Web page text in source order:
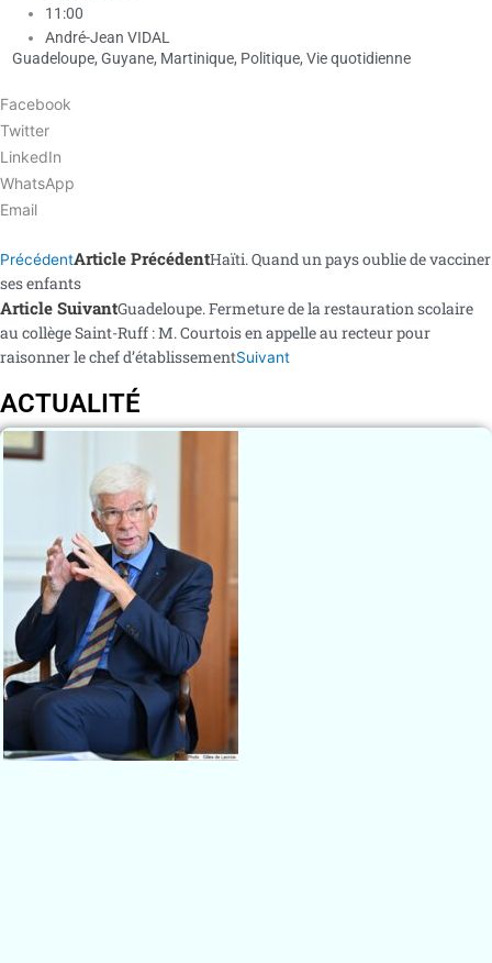
11:00
André-Jean VIDAL
Guadeloupe, Guyane, Martinique, Politique, Vie quotidienne
Facebook
Twitter
LinkedIn
WhatsApp
Email
PrécédentArticle PrécédentHaïti. Quand un pays oublie de vacciner
ses enfants
Article SuivantGuadeloupe. Fermeture de la restauration scolaire
au collège Saint-Ruff : M. Courtois en appelle au recteur pour
raisonner le chef d’établissementSuivant
ACTUALITÉ